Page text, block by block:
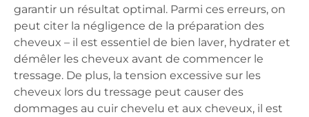
garantir un résultat optimal. Parmi ces erreurs, on
peut citer la négligence de la préparation des
cheveux – il est essentiel de bien laver, hydrater et
démêler les cheveux avant de commencer le
tressage. De plus, la tension excessive sur les
cheveux lors du tressage peut causer des
dommages au cuir chevelu et aux cheveux, il est